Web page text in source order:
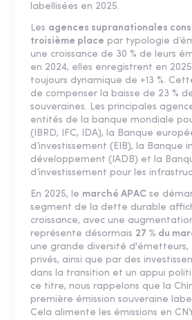
labellisées en 2025.
Les agences supranationales
troisième place par typologie
une croissance de 30 % de leurs
en 2024, elles enregistrent en
toujours dynamique de +13 %.
de compenser la baisse de 23 %
souveraines. Les principales
entités de la banque mondiale
(IBRD, IFC, IDA), la Banque
d’investissement (EIB), la Banque
développement (IADB) et la
d’investissement pour les
En 2025, le marché APAC se
segment de la dette durable
croissance, avec une
représente désormais 27 % du
une grande diversité d'émetteurs,
privés, ainsi que par des
dans la transition et un appui
ce titre, nous rappelons que la
première émission souveraine
Cela alimente les émissions en